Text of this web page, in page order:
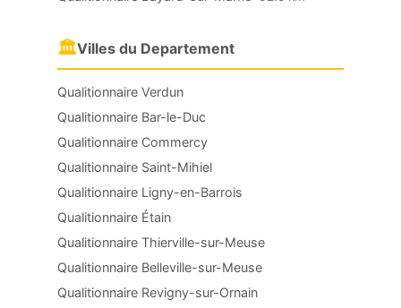
🏛Villes du Departement
Qualitionnaire Verdun
Qualitionnaire Bar-le-Duc
Qualitionnaire Commercy
Qualitionnaire Saint-Mihiel
Qualitionnaire Ligny-en-Barrois
Qualitionnaire Étain
Qualitionnaire Thierville-sur-Meuse
Qualitionnaire Belleville-sur-Meuse
Qualitionnaire Revigny-sur-Ornain